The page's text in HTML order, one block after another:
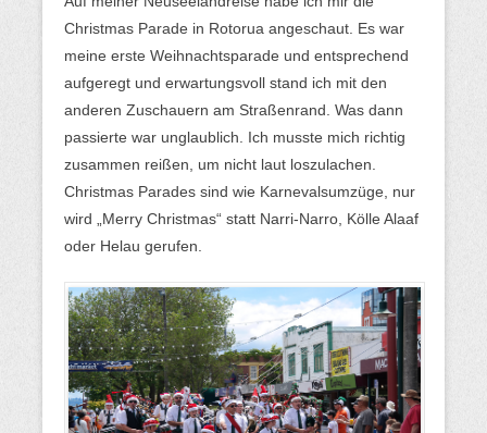
Christmas Parade in Rotorua angeschaut. Es war
meine erste Weihnachtsparade und entsprechend
aufgeregt und erwartungsvoll stand ich mit den
anderen Zuschauern am Straßenrand. Was dann
passierte war unglaublich. Ich musste mich richtig
zusammen reißen, um nicht laut loszulachen.
Christmas Parades sind wie Karnevalsumzüge, nur
wird „Merry Christmas“ statt Narri-Narro, Kölle Alaaf
oder Helau gerufen.